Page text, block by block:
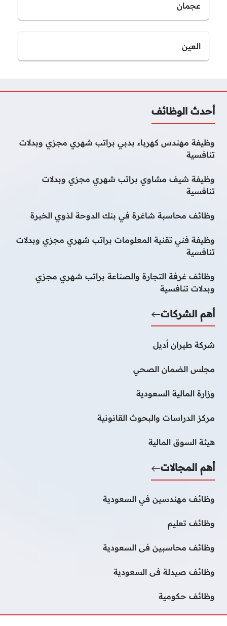
عجمان
العين
أحدث الوظائف
وظيفة مهندس كهرباء بدبي براتب شهري مجزي وبدلات
تنافسية
وظيفة شيف مشاوي براتب شهري مجزي وبدلات
تنافسية
وظائف محاسبة شاغرة في بنك الدوحة لذوي الخبرة
وظيفة فني تقنية المعلومات براتب شهري مجزي وبدلات
تنافسية
وظائف غرفة التجارة والصناعة براتب شهري مجزي
وبدلات تنافسية
أهم الشركات
شركة طيران أديل
مجلس الضمان الصحي
وزارة المالية السعودية
مركز الدراسات والبحوث القانونية
هيئة السوق المالية
أهم المجالات
وظائف مهندسين في السعودية
وظائف تعليم
وظائف محاسبين فى السعودية
وظائف صيدلة فى السعودية
وظائف حكومية